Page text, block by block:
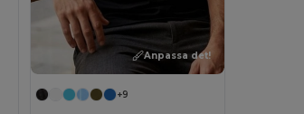
Anpassa det!
+9